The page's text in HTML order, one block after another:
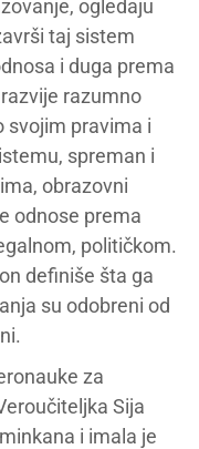
ogledaju
taj sistem
i duga prema
razumno
svojim pravima i
spreman i
obrazovni
odnose prema
političkom.
definiše šta ga
su odobreni od
za
Sija
i imala je